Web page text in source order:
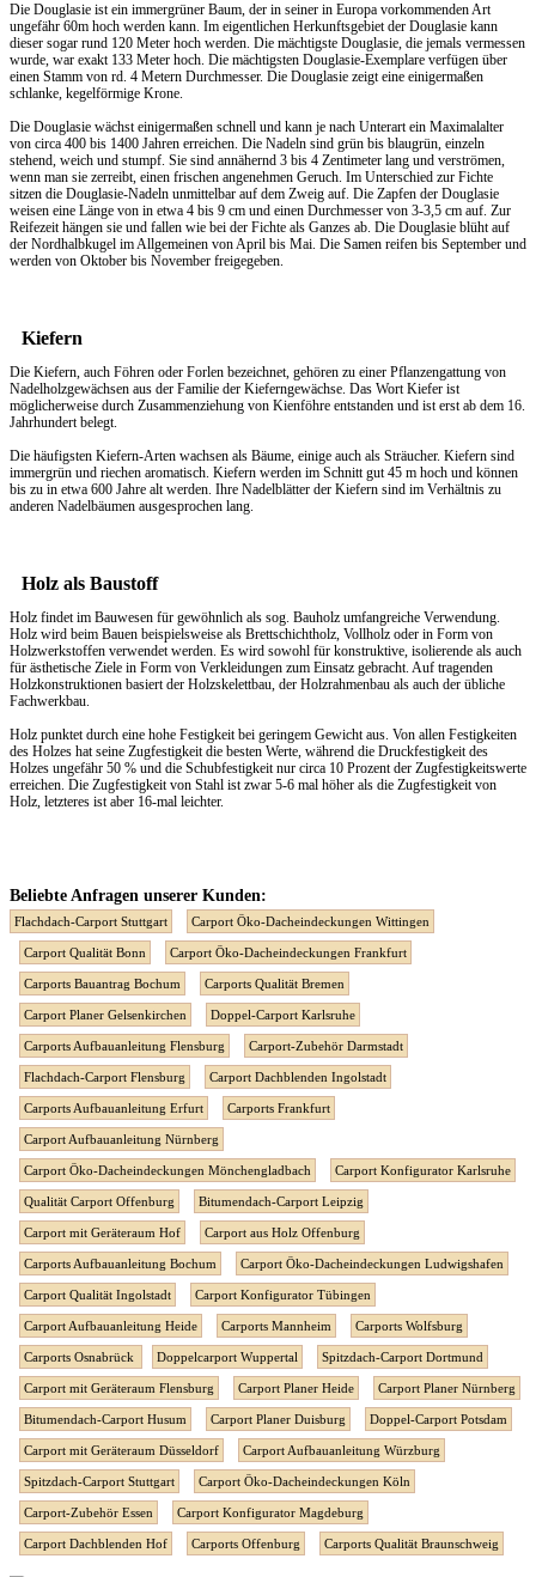
Die Douglasie ist ein immergrüner Baum, der in seiner in Europa vorkommenden Art
ungefähr 60m hoch werden kann. Im eigentlichen Herkunftsgebiet der Douglasie kann
dieser sogar rund 120 Meter hoch werden. Die mächtigste Douglasie, die jemals vermessen
wurde, war exakt 133 Meter hoch. Die mächtigsten Douglasie-Exemplare verfügen über
einen Stamm von rd. 4 Metern Durchmesser. Die Douglasie zeigt eine einigermaßen
schlanke, kegelförmige Krone.
Die Douglasie wächst einigermaßen schnell und kann je nach Unterart ein Maximalalter
von circa 400 bis 1400 Jahren erreichen. Die Nadeln sind grün bis blaugrün, einzeln
stehend, weich und stumpf. Sie sind annähernd 3 bis 4 Zentimeter lang und verströmen,
wenn man sie zerreibt, einen frischen angenehmen Geruch. Im Unterschied zur Fichte
sitzen die Douglasie-Nadeln unmittelbar auf dem Zweig auf. Die Zapfen der Douglasie
weisen eine Länge von in etwa 4 bis 9 cm und einen Durchmesser von 3-3,5 cm auf. Zur
Reifezeit hängen sie und fallen wie bei der Fichte als Ganzes ab. Die Douglasie blüht auf
der Nordhalbkugel im Allgemeinen von April bis Mai. Die Samen reifen bis September und
werden von Oktober bis November freigegeben.
Kiefern
Die Kiefern, auch Föhren oder Forlen bezeichnet, gehören zu einer Pflanzengattung von
Nadelholzgewächsen aus der Familie der Kieferngewächse. Das Wort Kiefer ist
möglicherweise durch Zusammenziehung von Kienföhre entstanden und ist erst ab dem 16.
Jahrhundert belegt.
Die häufigsten Kiefern-Arten wachsen als Bäume, einige auch als Sträucher. Kiefern sind
immergrün und riechen aromatisch. Kiefern werden im Schnitt gut 45 m hoch und können
bis zu in etwa 600 Jahre alt werden. Ihre Nadelblätter der Kiefern sind im Verhältnis zu
anderen Nadelbäumen ausgesprochen lang.
Holz als Baustoff
Holz findet im Bauwesen für gewöhnlich als sog. Bauholz umfangreiche Verwendung.
Holz wird beim Bauen beispielsweise als Brettschichtholz, Vollholz oder in Form von
Holzwerkstoffen verwendet werden. Es wird sowohl für konstruktive, isolierende als auch
für ästhetische Ziele in Form von Verkleidungen zum Einsatz gebracht. Auf tragenden
Holzkonstruktionen basiert der Holzskelettbau, der Holzrahmenbau als auch der übliche
Fachwerkbau.
Holz punktet durch eine hohe Festigkeit bei geringem Gewicht aus. Von allen Festigkeiten
des Holzes hat seine Zugfestigkeit die besten Werte, während die Druckfestigkeit des
Holzes ungefähr 50 % und die Schubfestigkeit nur circa 10 Prozent der Zugfestigkeitswerte
erreichen. Die Zugfestigkeit von Stahl ist zwar 5-6 mal höher als die Zugfestigkeit von
Holz, letzteres ist aber 16-mal leichter.
Beliebte Anfragen unserer Kunden:
Flachdach-Carport Stuttgart Carport Öko-Dacheindeckungen Wittingen
Carport Qualität Bonn Carport Öko-Dacheindeckungen Frankfurt
Carports Bauantrag Bochum Carports Qualität Bremen
Carport Planer Gelsenkirchen Doppel-Carport Karlsruhe
Carports Aufbauanleitung Flensburg Carport-Zubehör Darmstadt
Flachdach-Carport Flensburg Carport Dachblenden Ingolstadt
Carports Aufbauanleitung Erfurt Carports Frankfurt
Carport Aufbauanleitung Nürnberg
Carport Öko-Dacheindeckungen Mönchengladbach Carport Konfigurator Karlsruhe
Qualität Carport Offenburg Bitumendach-Carport Leipzig
Carport mit Geräteraum Hof Carport aus Holz Offenburg
Carports Aufbauanleitung Bochum Carport Öko-Dacheindeckungen Ludwigshafen
Carport Qualität Ingolstadt Carport Konfigurator Tübingen
Carport Aufbauanleitung Heide Carports Mannheim Carports Wolfsburg
Carports Osnabrück Doppelcarport Wuppertal Spitzdach-Carport Dortmund
Carport mit Geräteraum Flensburg Carport Planer Heide Carport Planer Nürnberg
Bitumendach-Carport Husum Carport Planer Duisburg Doppel-Carport Potsdam
Carport mit Geräteraum Düsseldorf Carport Aufbauanleitung Würzburg
Spitzdach-Carport Stuttgart Carport Öko-Dacheindeckungen Köln
Carport-Zubehör Essen Carport Konfigurator Magdeburg
Carport Dachblenden Hof Carports Offenburg Carports Qualität Braunschweig